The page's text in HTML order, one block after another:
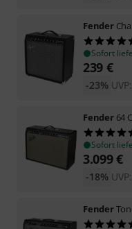
Fender
Sofort
239 €
UVP:
-23%
Fender 64
Sofort
3.099€
UVP:
-18%
Fender